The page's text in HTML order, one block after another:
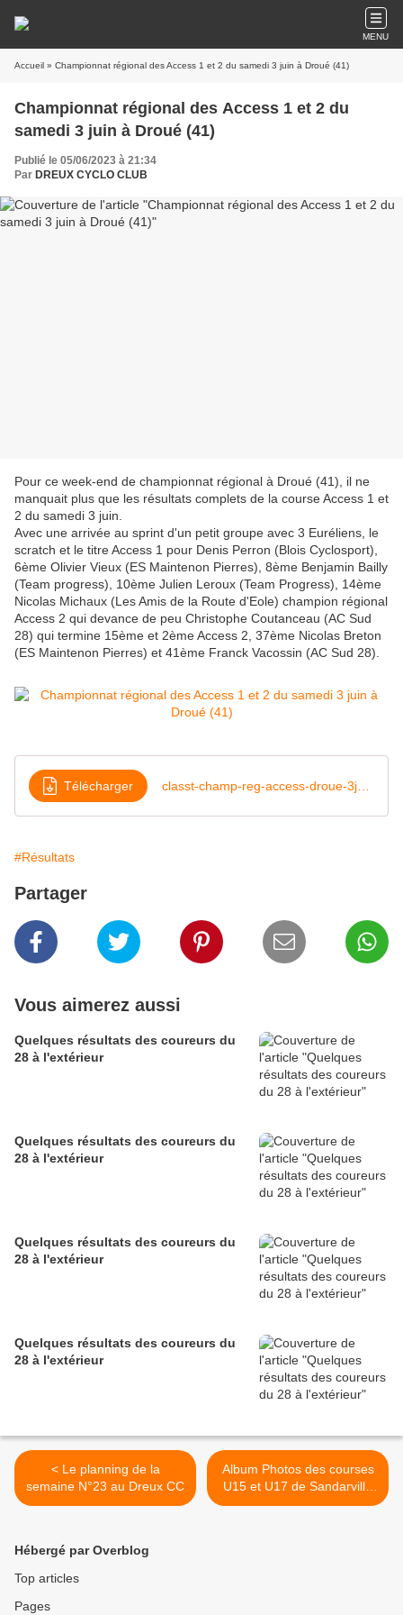
MENU
Accueil » Championnat régional des Access 1 et 2 du samedi 3 juin à Droué (41)
Championnat régional des Access 1 et 2 du
samedi 3 juin à Droué (41)
Publié le 05/06/2023 à 21:34
Par DREUX CYCLO CLUB
Pour ce week-end de championnat régional à Droué (41), il ne
manquait plus que les résultats complets de la course Access 1 et
2 du samedi 3 juin.
Avec une arrivée au sprint d'un petit groupe avec 3 Euréliens, le
scratch et le titre Access 1 pour Denis Perron (Blois Cyclosport),
6ème Olivier Vieux (ES Maintenon Pierres), 8ème Benjamin Bailly
(Team progress), 10ème Julien Leroux (Team Progress), 14ème
Nicolas Michaux (Les Amis de la Route d'Eole) champion régional
Access 2 qui devance de peu Christophe Coutanceau (AC Sud
28) qui termine 15ème et 2ème Access 2, 37ème Nicolas Breton
(ES Maintenon Pierres) et 41ème Franck Vacossin (AC Sud 28).
Télécharger
#Résultats
Partager
Vous aimerez aussi
Quelques résultats des coureurs du
28 à l'extérieur
Quelques résultats des coureurs du
28 à l'extérieur
Quelques résultats des coureurs du
28 à l'extérieur
Quelques résultats des coureurs du
28 à l'extérieur
< Le planning de la
semaine N°23 au Dreux CC
Album Photos des courses
U15 et U17 de Sandarville
(28) >
Hébergé par Overblog
Top articles
Pages